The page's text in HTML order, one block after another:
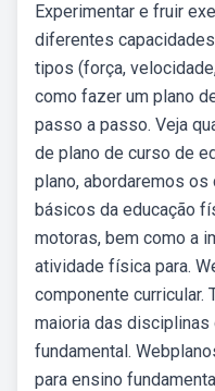
Experimentar e fruir
diferentes
tipos (força,
como fazer um plano
passo a passo. Veja
de plano de curso de
plano, abordaremos
básicos da educação
motoras, bem como a
atividade física para.
componente curricular.
maioria das disciplinas
fundamental.
para ensino